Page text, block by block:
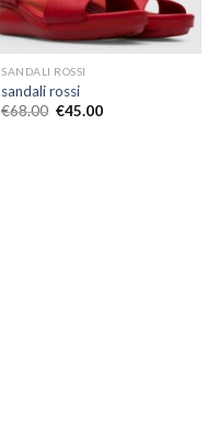
SANDALI ROSSI
sandali rossi
€68.00 €45.00